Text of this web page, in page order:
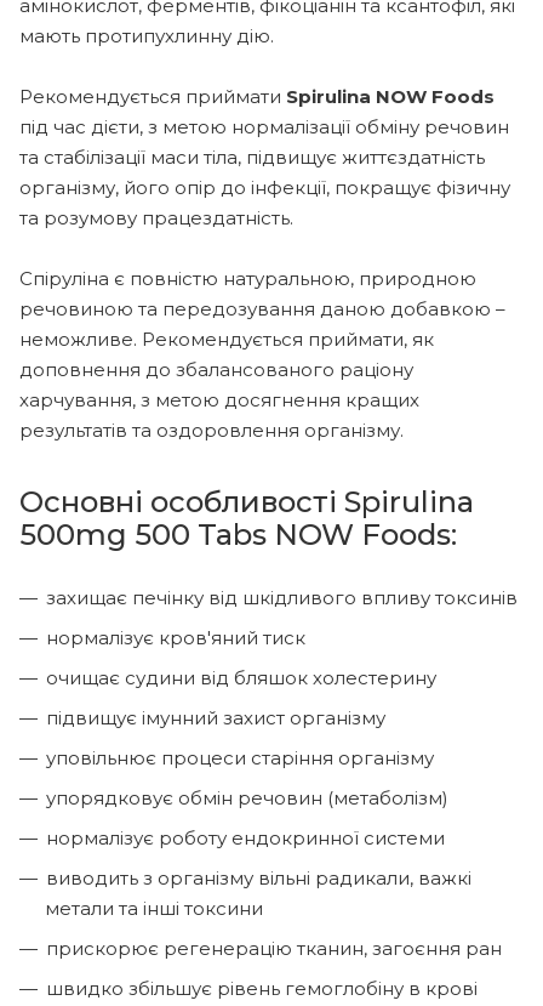
амінокислот, ферментів, фікоціанін та ксантофіл, які
мають протипухлинну дію.
Рекомендується приймати Spirulina NOW Foods
під час дієти, з метою нормалізації обміну речовин
та стабілізації маси тіла, підвищує життєздатність
організму, його опір до інфекції, покращує фізичну
та розумову працездатність.
Спіруліна є повністю натуральною, природною
речовиною та передозування даною добавкою –
неможливе. Рекомендується приймати, як
доповнення до збалансованого раціону
харчування, з метою досягнення кращих
результатів та оздоровлення організму.
Основні особливості Spirulina
500mg 500 Tabs NOW Foods:
захищає печінку від шкідливого впливу токсинів
нормалізує кров'яний тиск
очищає судини від бляшок холестерину
підвищує імунний захист організму
уповільнює процеси старіння організму
упорядковує обмін речовин (метаболізм)
нормалізує роботу ендокринної системи
виводить з організму вільні радикали, важкі
метали та інші токсини
прискорює регенерацію тканин, загоєння ран
швидко збільшує рівень гемоглобіну в крові